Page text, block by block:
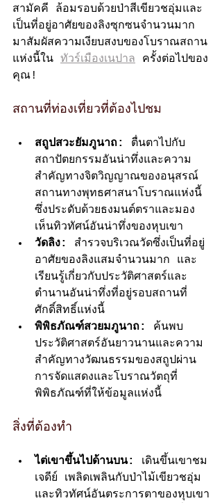
สามัคคี ล้อมรอบด้วยป่าสีเขียวชอุ่มและ
เป็นที่อยู่อาศัยของลิงซุกซนจำนวนมาก
มาสัมผัสความเงียบสงบของโบราณสถาน
แห่งนี้ใน ทัวร์เมืองเนปาล ครั้งต่อไปของ
คุณ!
สถานที่ท่องเที่ยวที่ต้องไปชม
สถูปสวะยัมภูนาถ:
ตื่นตาไปกับ
สถาปัตยกรรมอันน่าทึ่งและความ
สำคัญทางจิตวิญญาณของอนุสรณ์
สถานทางพุทธศาสนาโบราณแห่งนี้
ซึ่งประดับด้วยธงมนต์ตราและมอง
เห็นทิวทัศน์อันน่าทึ่งของหุบเขา
วัดลิง:
สำรวจบริเวณวัดซึ่งเป็นที่อยู่
อาศัยของลิงแสมจำนวนมาก และ
เรียนรู้เกี่ยวกับประวัติศาสตร์และ
ตำนานอันน่าทึ่งที่อยู่รอบสถานที่
ศักดิ์สิทธิ์แห่งนี้
พิพิธภัณฑ์สวยมภูนาถ:
ค้นพบ
ประวัติศาสตร์อันยาวนานและความ
สำคัญทางวัฒนธรรมของสถูปผ่าน
การจัดแสดงและโบราณวัตถุที่
พิพิธภัณฑ์ที่ให้ข้อมูลแห่งนี้
สิ่งที่ต้องทำ
ไต่เขาขึ้นไปด้านบน:
เดินขึ้นเขาชม
เจดีย์ เพลิดเพลินกับป่าไม้เขียวชอุ่ม
และทิวทัศน์อันตระการตาของหุบเขา